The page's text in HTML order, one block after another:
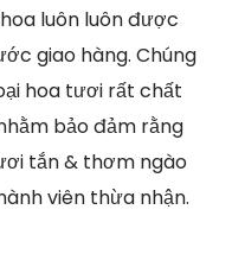
luôn luôn được
giao hàng. Chúng
hoa tươi rất chất
bảo đảm rằng
tắn & thơm ngào
viên thừa nhận.